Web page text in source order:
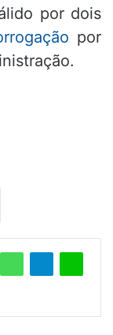
por dois
por